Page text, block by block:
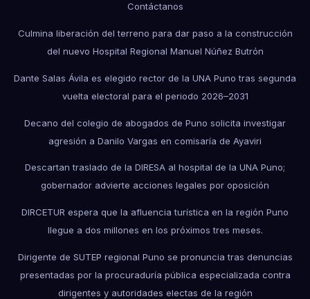
Contáctanos
Culmina liberación del terreno para dar paso a la construcción
del nuevo Hospital Regional Manuel Núñez Butrón
Dante Salas Ávila es elegido rector de la UNA Puno tras segunda
vuelta electoral para el periodo 2026–2031
Decano del colegio de abogados de Puno solicita investigar
agresión a Danilo Vargas en comisaría de Ayaviri
Descartan traslado de la DIRESA al hospital de la UNA Puno;
gobernador advierte acciones legales por oposición
DIRCETUR espera que la afluencia turística en la región Puno
llegue a dos millones en los próximos tres meses.
Dirigente de SUTEP regional Puno se pronuncia tras denuncias
presentadas por la procuraduría pública especializada contra
dirigentes y autoridades electas de la región